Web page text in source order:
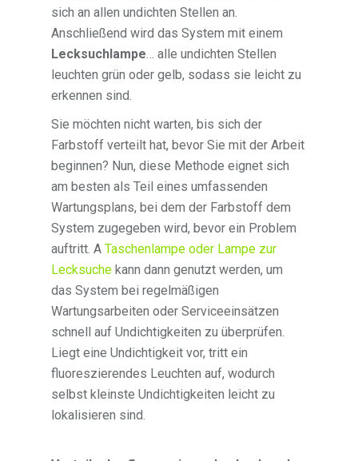
sich an allen undichten Stellen an.
Anschließend wird das System mit einem
Lecksuchlampe … alle undichten Stellen
leuchten grün oder gelb, sodass sie leicht zu
erkennen sind.
Sie möchten nicht warten, bis sich der
Farbstoff verteilt hat, bevor Sie mit der Arbeit
beginnen? Nun, diese Methode eignet sich
am besten als Teil eines umfassenden
Wartungsplans, bei dem der Farbstoff dem
System zugegeben wird, bevor ein Problem
auftritt. ATaschenlampe oder Lampe zur
Lecksuche kann dann genutzt werden, um
das System bei regelmäßigen
Wartungsarbeiten oder Serviceeinsätzen
schnell auf Undichtigkeiten zu überprüfen.
Liegt eine Undichtigkeit vor, tritt ein
fluoreszierendes Leuchten auf, wodurch
selbst kleinste Undichtigkeiten leicht zu
lokalisieren sind.